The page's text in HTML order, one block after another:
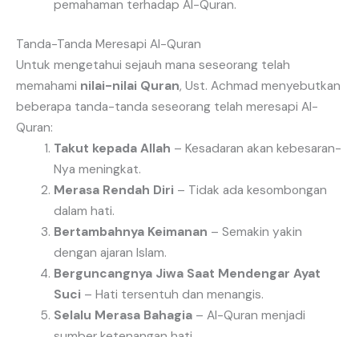
pemahaman terhadap Al-Quran.
Tanda-Tanda Meresapi Al-Quran
Untuk mengetahui sejauh mana seseorang telah
memahami nilai-nilai Quran, Ust. Achmad menyebutkan
beberapa tanda-tanda seseorang telah meresapi Al-
Quran:
Takut kepada Allah – Kesadaran akan kebesaran-
Nya meningkat.
Merasa Rendah Diri – Tidak ada kesombongan
dalam hati.
Bertambahnya Keimanan – Semakin yakin
dengan ajaran Islam.
Berguncangnya Jiwa Saat Mendengar Ayat
Suci – Hati tersentuh dan menangis.
Selalu Merasa Bahagia– Al-Quran menjadi